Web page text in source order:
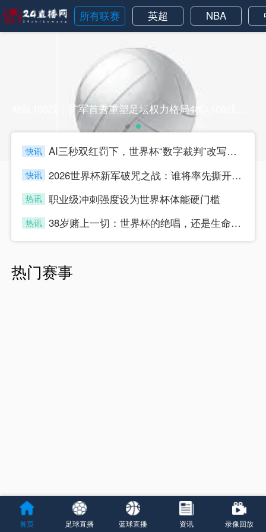
所有联赛 英超 NBA
快讯
AI三秒双红罚下，世界杯“数字裁判”改写比赛规则
快讯
2026世界杯新军破咒之战：谁将率先撕开“首胜零蛋”的魔咒？
热讯 职业级冲刺强度设为世界杯体能硬门槛
热讯
38岁赌上一切：世界杯的绝唱，还是生命的最后冲刺？
热门赛事
首页 足球直播 蓝球直播 资讯 录像回放